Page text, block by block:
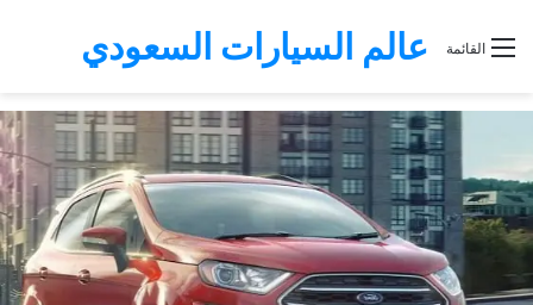
عالم السيارات السعودي القائمة